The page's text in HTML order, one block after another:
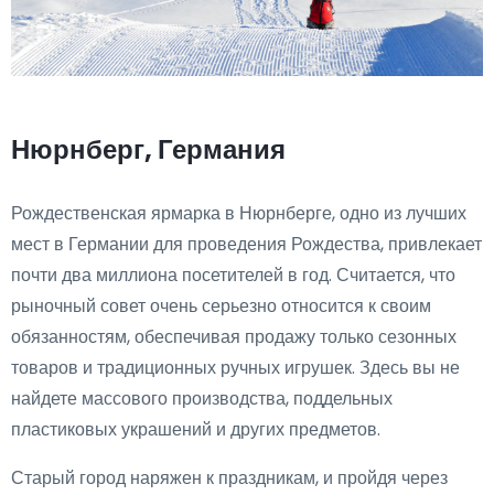
Нюрнберг, Германия
Рождественская ярмарка в Нюрнберге, одно из лучших
мест в Германии для проведения Рождества, привлекает
почти два миллиона посетителей в год. Считается, что
рыночный совет очень серьезно относится к своим
обязанностям, обеспечивая продажу только сезонных
товаров и традиционных ручных игрушек. Здесь вы не
найдете массового производства, поддельных
пластиковых украшений и других предметов.
Старый город наряжен к праздникам, и пройдя через